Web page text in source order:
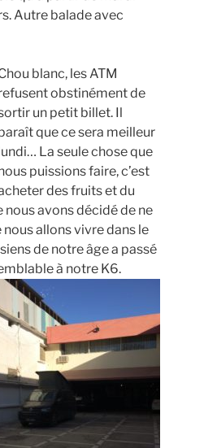
Autre balade avec
blanc, les ATM
obstinément de
un petit billet. Il
que ce sera meilleur
La seule chose que
puissions faire, c’est
des fruits et du
nous avons décidé de ne
allons vivre dans le
de notre âge a passé
à notre K6.